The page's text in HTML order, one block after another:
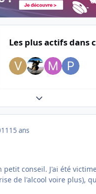
Les plus actifs dans
Expand topic
15 ans
petit conseil. J'ai été
de l'alcool voire plus),